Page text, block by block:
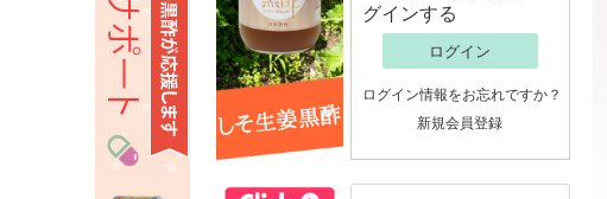
グインする
ログイン
ログイン情報をお忘れですか？
新規会員登録